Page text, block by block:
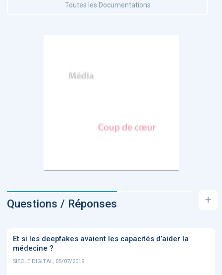
Toutes les Documentations
Questions / Réponses +
Et si les deepfakes avaient les capacités d’aider la
médecine ?
SIECLE DIGITAL, 05/07/2019